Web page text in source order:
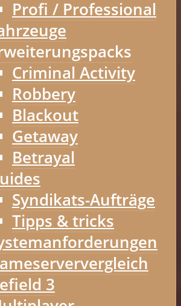
Profi / Professional
Criminal Activity
Robbery
Blackout
Getaway
Betrayal
Syndikats-Aufträge
Tipps & tricks
3